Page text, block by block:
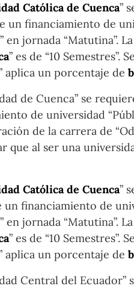
Católica de Cuenca”
un financiamiento de
en jornada “Matutina”.
” es de “10 Semestres”.
aplica un porcentaje de
de Cuenca” se
de universidad
de la carrera de
que al ser una
Católica de Cuenca”
un financiamiento de
en jornada “Matutina”.
” es de “10 Semestres”.
aplica un porcentaje de
Central del Ecuador”